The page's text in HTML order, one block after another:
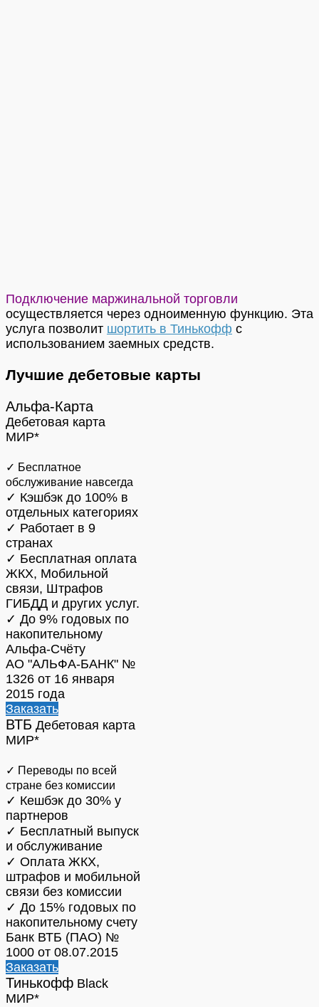
Подключение маржинальной торговли
осуществляется через одноименную функцию. Эта
услуга позволит шортить в Тинькофф с
использованием заемных средств.
Лучшие дебетовые карты
Альфа-Карта
Дебетовая карта
МИР*
✓ Бесплатное
обслуживание навсегда
✓ Кэшбэк до 100% в
отдельных категориях
✓ Работает в 9
странах
✓ Бесплатная оплата
ЖКХ, Мобильной
связи, Штрафов
ГИБДД и других услуг.
✓ До 9% годовых по
накопительному
Альфа-Счёту
АО "АЛЬФА-БАНК" №
1326 от 16 января
2015 года
Заказать
ВТБ Дебетовая карта
МИР*
✓ Переводы по всей
стране без комиссии
✓ Кешбэк до 30% у
партнеров
✓ Бесплатный выпуск
и обслуживание
✓ Оплата ЖКХ,
штрафов и мобильной
связи без комиссии
✓ До 15% годовых по
накопительному счету
Банк ВТБ (ПАО) №
1000 от 08.07.2015
Заказать
Тинькофф Black
МИР*